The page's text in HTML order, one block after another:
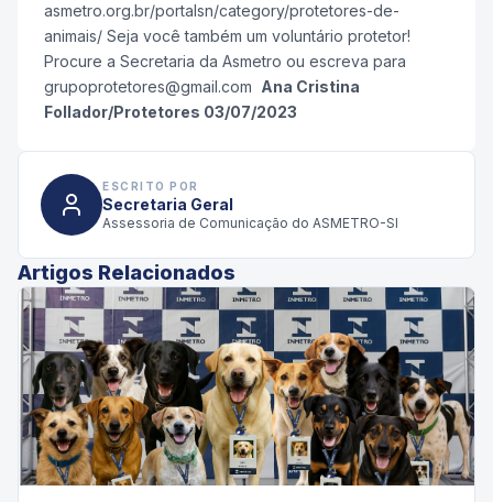
asmetro.org.br/portalsn/category/protetores-de-
animais/ Seja você também um voluntário protetor!
Procure a Secretaria da Asmetro ou escreva para
grupoprotetores@gmail.com Ana Cristina
Follador/Protetores 03/07/2023
ESCRITO POR
Secretaria Geral
Assessoria de Comunicação do ASMETRO-SI
Artigos Relacionados